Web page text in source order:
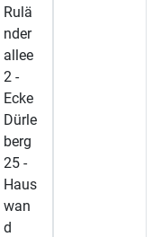
Rulä
nder
allee
2 -
Ecke
Dürle
berg
25 -
Haus
wan
d